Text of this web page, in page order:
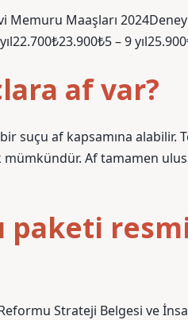
Memuru Maaşları
– 9
af var?
suçu af kapsamına alabilir.
mümkündür. Af tamamen
paketi
Strateji Belgesi ve